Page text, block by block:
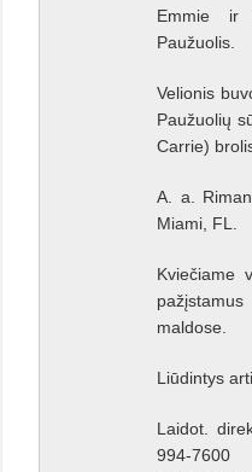
Emmie ir
Paužuolis.
Velionis
Paužuolių
Carrie)
A. a.
Miami, FL.
Kviečiame
maldose.
Liūdintys
Laidot.